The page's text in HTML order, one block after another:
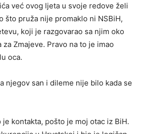
već ovog ljeta u svoje redove želi
što pruža nije promaklo ni NSBiH,
koji je razgovarao sa njim oko
Zmajeve. Pravo na to je imao
oca.
njegov san i dileme nije bilo kada se
je kontakta, pošto je moj otac iz BiH.